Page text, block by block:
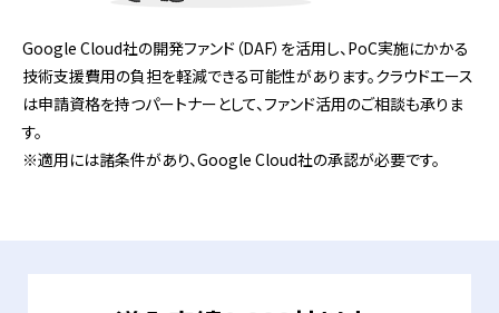
Google Cloud社の開発ファンド（DAF）を活用し、PoC実施にかかる
技術支援費用の負担を軽減できる可能性があります。クラウドエース
は申請資格を持つパートナーとして、ファンド活用のご相談も承りま
す。
※適用には諸条件があり、Google Cloud社の承認が必要です。